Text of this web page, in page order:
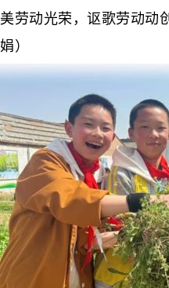
美劳动光荣，讴歌劳动动
娟）